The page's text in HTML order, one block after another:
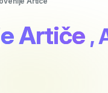
Artiče ,